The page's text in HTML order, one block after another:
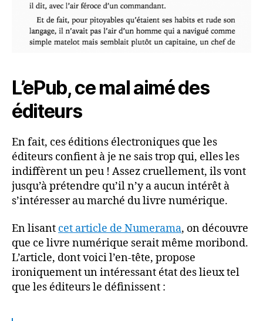
L’ePub, ce mal aimé des
éditeurs
En fait, ces éditions électroniques que les
éditeurs confient à je ne sais trop qui, elles les
indiffèrent un peu ! Assez cruellement, ils vont
jusqu’à prétendre qu’il n’y a aucun intérêt à
s’intéresser au marché du livre numérique.
En lisant cet article de Numerama, on découvre
que ce livre numérique serait même moribond.
L’article, dont voici l’en-tête, propose
ironiquement un intéressant état des lieux tel
que les éditeurs le définissent :